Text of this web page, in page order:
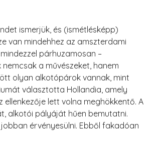
ismerjük, és (ismétlésképp)
van mindehhez az amszterdami
párhuzamosan –
a művészeket, hanem
olyan alkotópárok vannak, mint
választotta Hollandia, amely
lett volna meghökkentő. A
alkotói pályáját hűen bemutatni.
érvényesülni. Ebből fakadóan